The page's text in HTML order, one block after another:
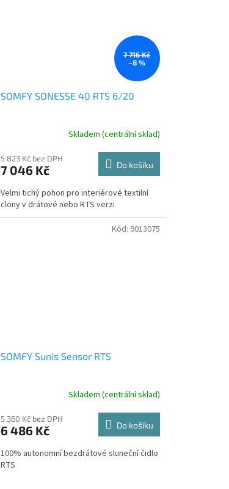
7 716 Kč
–8 %
SOMFY SONESSE 40 RTS 6/20
Skladem (centrální sklad)
5 823 Kč bez DPH
7 046 Kč Do košíku
Velmi tichý pohon pro interiérové textilní
clony v drátové nebo RTS verzi
SOMFY Sunis Sensor RTS
Skladem (centrální sklad)
5 360 Kč bez DPH
6 486 Kč Do košíku
100% autonomní bezdrátové sluneční čidlo
RTS
Kód: 9013075